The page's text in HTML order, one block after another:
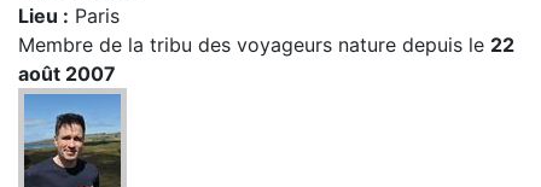
Lieu : Paris
Membre de la tribu des voyageurs nature depuis le 22
août 2007